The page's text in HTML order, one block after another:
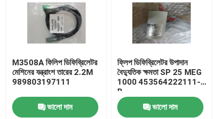
M3508A ফিলিপ ডিফিব্রিলেটর
মেশিনের যন্ত্রাংশ তারের 2.2M
989803197111
ভালো দাম
ফ্লিপ ডিফিব্রিলেটর উপাদান
বৈদ্যুতিক ক্ষমতা SP 25 MEG
1000 453564222111-
B
ভালো দাম